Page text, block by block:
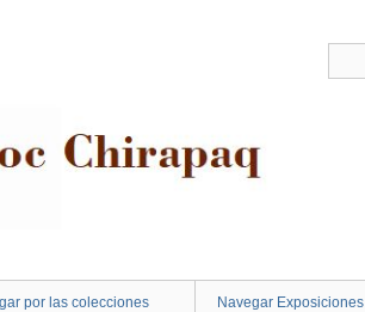
por las colecciones Navegar Exposiciones